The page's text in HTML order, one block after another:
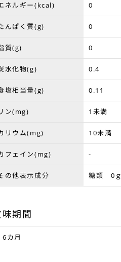
ネルギー(kcal) 0
んぱく質(g) 0
質(g) 0
水化物(g) 0.4
塩相当量(g) 0.11
ン(mg) 1未満
リウム(mg) 10未満
フェイン(mg) -
の他表示成分 糖類 0ｇ
味期間
6カ月